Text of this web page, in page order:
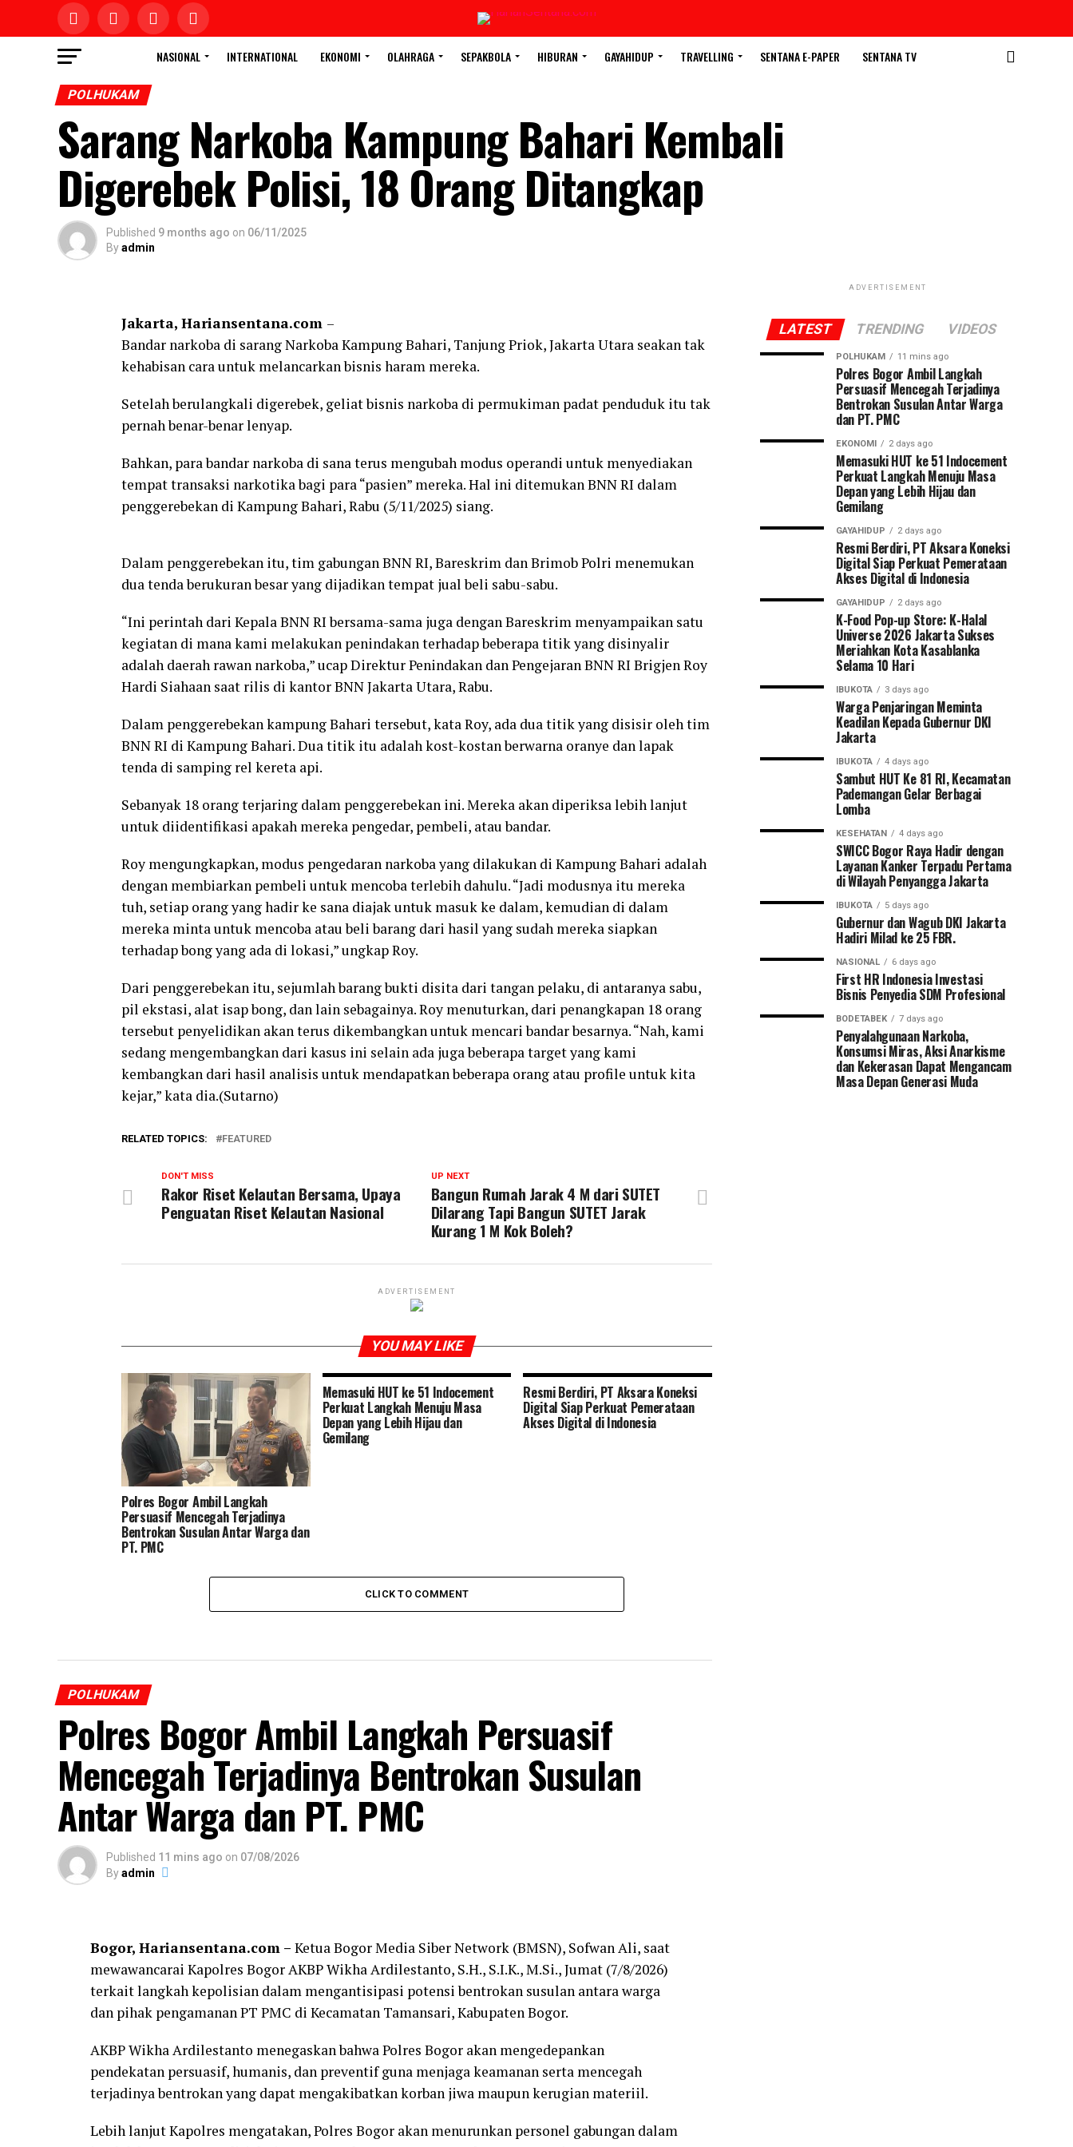
NASIONAL INTERNATIONAL EKONOMI OLAHRAGA SEPAKBOLA HIBURAN GAYAHIDUP TRAVELLING SENTANA E-PAPER SENTANA TV
POLHUKAM
Sarang Narkoba Kampung Bahari Kembali
Digerebek Polisi, 18 Orang Ditangkap
Published 9 months ago on 06/11/2025
Byadmin
Jakarta, Hariansentana.com –
Bandar narkoba di sarang Narkoba Kampung Bahari, Tanjung Priok, Jakarta Utara seakan tak
kehabisan cara untuk melancarkan bisnis haram mereka.
Setelah berulangkali digerebek, geliat bisnis narkoba di permukiman padat penduduk itu tak
pernah benar-benar lenyap.
Bahkan, para bandar narkoba di sana terus mengubah modus operandi untuk menyediakan
tempat transaksi narkotika bagi para “pasien” mereka. Hal ini ditemukan BNN RI dalam
penggerebekan di Kampung Bahari, Rabu (5/11/2025) siang.
Dalam penggerebekan itu, tim gabungan BNN RI, Bareskrim dan Brimob Polri menemukan
dua tenda berukuran besar yang dijadikan tempat jual beli sabu-sabu.
“Ini perintah dari Kepala BNN RI bersama-sama juga dengan Bareskrim menyampaikan satu
kegiatan di mana kami melakukan penindakan terhadap beberapa titik yang disinyalir
adalah daerah rawan narkoba,” ucap Direktur Penindakan dan Pengejaran BNN RI Brigjen Roy
Hardi Siahaan saat rilis di kantor BNN Jakarta Utara, Rabu.
Dalam penggerebekan kampung Bahari tersebut, kata Roy, ada dua titik yang disisir oleh tim
BNN RI di Kampung Bahari. Dua titik itu adalah kost-kostan berwarna oranye dan lapak
tenda di samping rel kereta api.
Sebanyak 18 orang terjaring dalam penggerebekan ini. Mereka akan diperiksa lebih lanjut
untuk diidentifikasi apakah mereka pengedar, pembeli, atau bandar.
Roy mengungkapkan, modus pengedaran narkoba yang dilakukan di Kampung Bahari adalah
dengan membiarkan pembeli untuk mencoba terlebih dahulu. “Jadi modusnya itu mereka
tuh, setiap orang yang hadir ke sana diajak untuk masuk ke dalam, kemudian di dalam
mereka minta untuk mencoba atau beli barang dari hasil yang sudah mereka siapkan
terhadap bong yang ada di lokasi,” ungkap Roy.
Dari penggerebekan itu, sejumlah barang bukti disita dari tangan pelaku, di antaranya sabu,
pil ekstasi, alat isap bong, dan lain sebagainya. Roy menuturkan, dari penangkapan 18 orang
tersebut penyelidikan akan terus dikembangkan untuk mencari bandar besarnya. “Nah, kami
sedang mengembangkan dari kasus ini selain ada juga beberapa target yang kami
kembangkan dari hasil analisis untuk mendapatkan beberapa orang atau profile untuk kita
kejar,” kata dia.(Sutarno)
RELATED TOPICS: FEATURED
UP NEXT
Bangun Rumah Jarak 4 M dari SUTET
Dilarang Tapi Bangun SUTET Jarak
Kurang 1 M Kok Boleh?
DON'T MISS
Rakor Riset Kelautan Bersama, Upaya
Penguatan Riset Kelautan Nasional
ADVERTISEMENT
YOU MAY LIKE
Polres Bogor Ambil Langkah
Persuasif Mencegah Terjadinya
Bentrokan Susulan Antar Warga dan
PT. PMC
Memasuki HUT ke 51 Indocement
Perkuat Langkah Menuju Masa
Depan yang Lebih Hijau dan
Gemilang
Resmi Berdiri, PT Aksara Koneksi
Digital Siap Perkuat Pemerataan
Akses Digital di Indonesia
CLICK TO COMMENT
POLHUKAM
Polres Bogor Ambil Langkah Persuasif
Mencegah Terjadinya Bentrokan Susulan
Antar Warga dan PT. PMC
Published 11 mins ago on 07/08/2026
Byadmin
Bogor, Hariansentana.com – Ketua Bogor Media Siber Network (BMSN), Sofwan Ali, saat
mewawancarai Kapolres Bogor AKBP Wikha Ardilestanto, S.H., S.I.K., M.Si., Jumat (7/8/2026)
terkait langkah kepolisian dalam mengantisipasi potensi bentrokan susulan antara warga
dan pihak pengamanan PT PMC di Kecamatan Tamansari, Kabupaten Bogor.
AKBP Wikha Ardilestanto menegaskan bahwa Polres Bogor akan mengedepankan
pendekatan persuasif, humanis, dan preventif guna menjaga keamanan serta mencegah
terjadinya bentrokan yang dapat mengakibatkan korban jiwa maupun kerugian materiil.
Lebih lanjut Kapolres mengatakan, Polres Bogor akan menurunkan personel gabungan dalam
ADVERTISEMENT
LATEST TRENDING VIDEOS
POLHUKAM 11 mins ago
Polres Bogor Ambil Langkah
Persuasif Mencegah Terjadinya
Bentrokan Susulan Antar Warga
dan PT. PMC
EKONOMI 2 days ago
Memasuki HUT ke 51 Indocement
Perkuat Langkah Menuju Masa
Depan yang Lebih Hijau dan
Gemilang
GAYAHIDUP 2 days ago
Resmi Berdiri, PT Aksara Koneksi
Digital Siap Perkuat Pemerataan
Akses Digital di Indonesia
GAYAHIDUP 2 days ago
K-Food Pop-up Store: K-Halal
Universe 2026 Jakarta Sukses
Meriahkan Kota Kasablanka
Selama 10 Hari
IBUKOTA 3 days ago
Warga Penjaringan Meminta
Keadilan Kepada Gubernur DKI
Jakarta
IBUKOTA 4 days ago
Sambut HUT Ke 81 RI, Kecamatan
Pademangan Gelar Berbagai
Lomba
KESEHATAN 4 days ago
SWICC Bogor Raya Hadir dengan
Layanan Kanker Terpadu Pertama
di Wilayah Penyangga Jakarta
IBUKOTA 5 days ago
Gubernur dan Wagub DKI Jakarta
Hadiri Milad ke 25 FBR.
NASIONAL 6 days ago
First HR Indonesia Investasi
Bisnis Penyedia SDM Profesional
BODETABEK 7 days ago
Penyalahgunaan Narkoba,
Konsumsi Miras, Aksi Anarkisme
dan Kekerasan Dapat Mengancam
Masa Depan Generasi Muda